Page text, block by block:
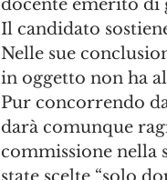
docente emerito di
Il candidato
Nelle sue
in oggetto non ha
Pur concorrendo
darà comunque
commissione nella